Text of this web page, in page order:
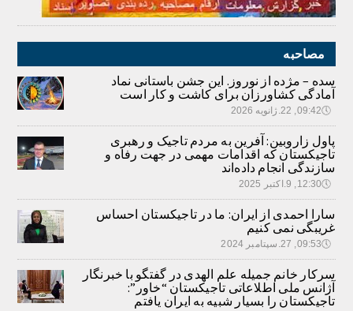
مصاحبه
سده – مژده از نوروز. این جشن باستانی نماد
آمادگی کشاورزان برای کاشت و کار است
🕔09:42, 22.ژانویه 2026
پاول زاروبین: آفرین به مردم تاجیک و رهبری
تاجیکستان که اقدامات مهمی در جهت رفاه و
سازندگی انجام داده‌اند
🕔12:30, 9.اکتبر 2025
سارا احمدی از ایران: ما در تاجیکستان احساس
غریبگی نمی کنیم
🕔09:53, 27.سپتامبر 2024
سرکار خانم جمیله علم الهدی در گفتگو با خبرنگار
آژانس ملی اطلاعاتی تاجیکستان “خاور”:
تاجیکستان را بسیار شبیه به ایران یافتم